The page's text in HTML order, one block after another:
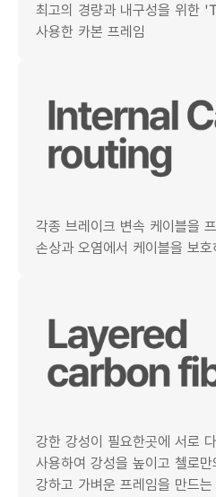
최고의 경량과 내구성을 위한
사용한 카본 프레임
각종 브레이크 변속 케이블을
손상과 오염에서 케이블을 보호
강한 강성이 필요한곳에 서로
사용하여 강성을 높이고 첼로
강하고 가벼운 프레임을 만드는